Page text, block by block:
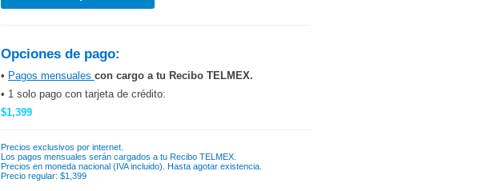
Opciones de pago:
• Pagos mensuales con cargo a tu Recibo TELMEX.
• 1 solo pago con tarjeta de crédito:
$1,399
Precios exclusivos por internet.
Los pagos mensuales serán cargados a tu Recibo TELMEX.
Precios en moneda nacional (IVA incluido). Hasta agotar existencia.
Precio regular: $1,399